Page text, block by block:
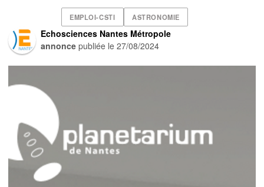
EMPLOI-CSTI ASTRONOMIE
Echosciences Nantes Métropole
annonce publiée le27/08/2024